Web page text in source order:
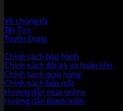
Về chúng tôi
Tin Tức
Tuyển Dụng
Chính sách bảo hành
Chính sách đổi trả và hoàn tiền
Chính sách giao hàng
Chính sách bảo mật
Hướng dẫn mua online
Hướng dẫn thanh toán